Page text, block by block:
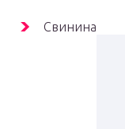
Свинина